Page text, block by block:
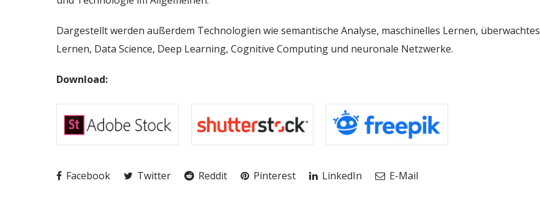
Dargestellt werden außerdem Technologien wie semantische Analyse, maschinelles Lernen, überwachtes
Lernen, Data Science, Deep Learning, Cognitive Computing und neuronale Netzwerke.
Download:
Facebook Twitter Reddit Pinterest LinkedIn E-Mail